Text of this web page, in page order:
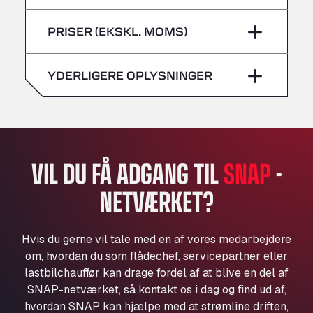
All 4 Trucks
Klaverbladstaat 21, 3560
American Truck Wash
Av. des Etats-Unis 90, 6041
Aut. A4 Salida 288 Pol. Ind. del Guadiel, 23210
AP7 Salida 2, C/ Bassegoda, 4, 17700
Andamur Pamplona
A-15 Salida Imarcoain, 31119
Andamur San Roman II
Aut A1 Exit 385, 01207
Anglia Motel
Washway Road, PE12 8LT
Anpol Sp. z o.o.
Ul. Torunska 147, 85884
lørdag –
lørdag –
PRISER (EKSKL. MOMS)
YDERLIGERE OPLYSNINGER
VIL DU FÅ ADGANG TILSNAP-
NETVÆRKET?
Hvis du gerne vil tale med en af vores medarbejdere
om, hvordan du som flådechef, servicepartner eller
lastbilchauffør kan drage fordel af at blive en del af
SNAP-netværket, så kontakt os i dag og find ud af,
hvordan SNAP kan hjælpe med at strømline driften,